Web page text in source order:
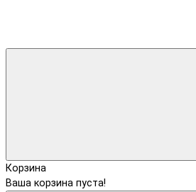
Корзина
Ваша корзина пуста!